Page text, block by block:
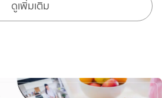
ดูเพิ่มเติม